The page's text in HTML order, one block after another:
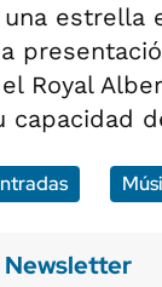
estrella
Royal
capacidad
Newsletter